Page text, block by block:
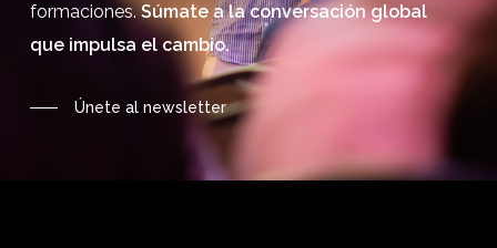
formaciones.Súmate a la conversación global
que impulsa el cambio.
Únete al newsletter